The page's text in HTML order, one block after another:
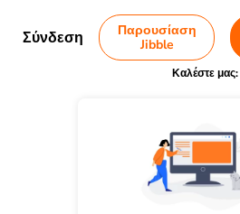
Σύνδεση
Παρουσίαση
Jibble
Καλέστε μας: